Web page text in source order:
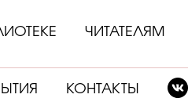
ЧИТАТЕЛЯМ
КОНТАКТЫ